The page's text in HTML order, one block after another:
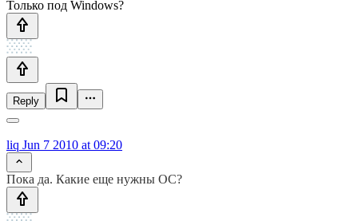
Только под Windows?
Reply
liq Jun 7 2010 at 09:20
Пока да. Какие еще нужны ОС?